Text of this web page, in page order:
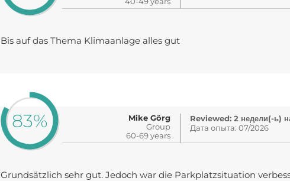
Bis auf das Thema Klimaanlage alles gut
83%
Mike Görg
Group
60-69 years
Reviewed: 2 недели(-ь)
Дата опыта: 07/2026
Grundsätzlich sehr gut. Jedoch war die Parkplatzsituation